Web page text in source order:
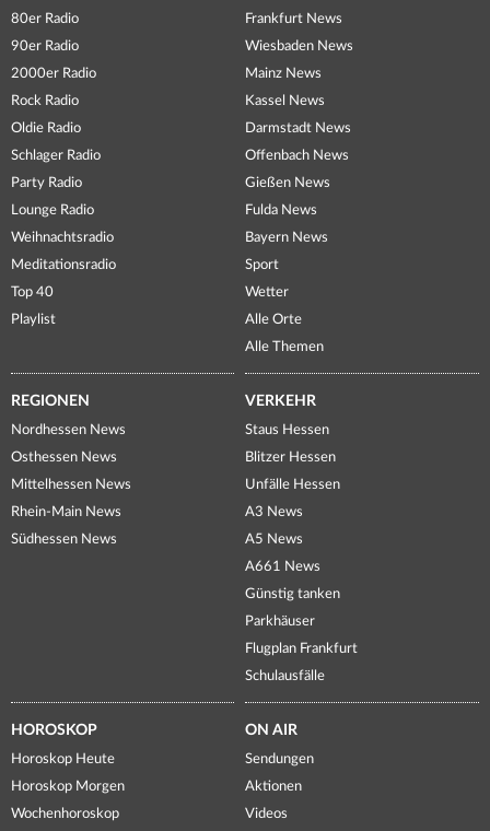
80er Radio
90er Radio
2000er Radio
Rock Radio
Oldie Radio
Schlager Radio
Party Radio
Lounge Radio
Weihnachtsradio
Meditationsradio
Top 40
Playlist
Frankfurt News
Wiesbaden News
Mainz News
Kassel News
Darmstadt News
Offenbach News
Gießen News
Fulda News
Bayern News
Sport
Wetter
Alle Orte
Alle Themen
REGIONEN
Nordhessen News
Osthessen News
Mittelhessen News
Rhein-Main News
Südhessen News
VERKEHR
Staus Hessen
Blitzer Hessen
Unfälle Hessen
A3 News
A5 News
A661 News
Günstig tanken
Parkhäuser
Flugplan Frankfurt
Schulausfälle
HOROSKOP
Horoskop Heute
Horoskop Morgen
Wochenhoroskop
ON AIR
Sendungen
Aktionen
Videos